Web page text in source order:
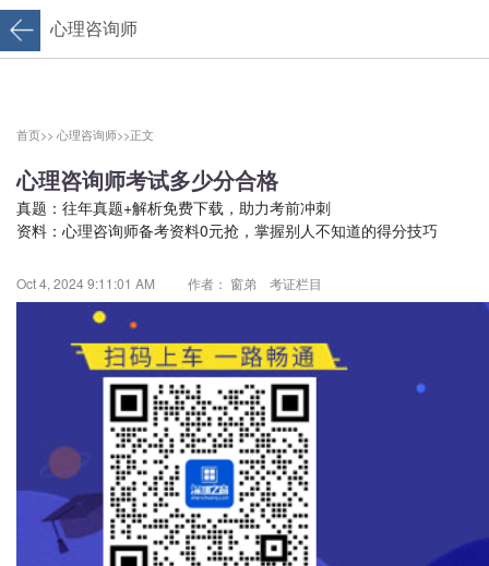
心理咨询师
首页>> 心理咨询师>>正文
心理咨询师考试多少分合格
真题： 往年真题+解析免费下载，助力考前冲刺
资料： 心理咨询师备考资料0元抢，掌握别人不知道的得分技巧
Oct 4, 2024 9:11:01 AM 作者： 窗弟 考证栏目